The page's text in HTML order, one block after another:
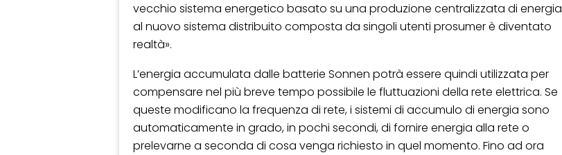
vecchio sistema energetico basato su una produzione centralizzata di energia
al nuovo sistema distribuito composta da singoli utenti prosumer è diventato
realtà».
L’energia accumulata dalle batterie Sonnen potrà essere quindi utilizzata per
compensare nel più breve tempo possibile le fluttuazioni della rete elettrica. Se
queste modificano la frequenza di rete, i sistemi di accumulo di energia sono
automaticamente in grado, in pochi secondi, di fornire energia alla rete o
prelevarne a seconda di cosa venga richiesto in quel momento. Fino ad ora